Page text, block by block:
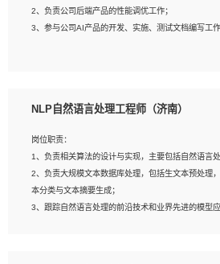
2、负责公司后端产品的性能调优工作；
3、参与公司AI产品的开发、实施、测试文档编写工作
验的更佳；
3、熟悉数据库开发，熟悉Mysql、Oracle、
4、熟悉Python Wed框架（Django/Flask...）代码能
良好的文档编写能力）；
5、沟通表达能力强，具备团队协作能力。
NLP自然语言处理工程师（济南）
岗位职责：
1、负责相关算法的设计与实现，主要包括自然语言
2、负责大规模文本数据库处理，包括生文本预处理
本分类与文本摘要生成；
3、跟踪自然语言处理的前沿技术和业界先进的模型应